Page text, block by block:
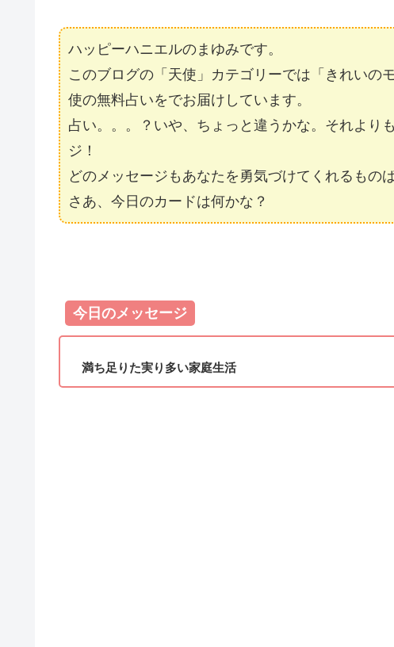
ハッピーハニエルのまゆみです。
このブログの「天使」カテゴリーでは「きれいの
使の無料占いをでお届けしています。
占い。。。？いや、ちょっと違うかな。それより
ジ！
どのメッセージもあなたを勇気づけてくれるもの
さあ、今日のカードは何かな？
今日のメッセージ
満ち足りた実り多い家庭生活